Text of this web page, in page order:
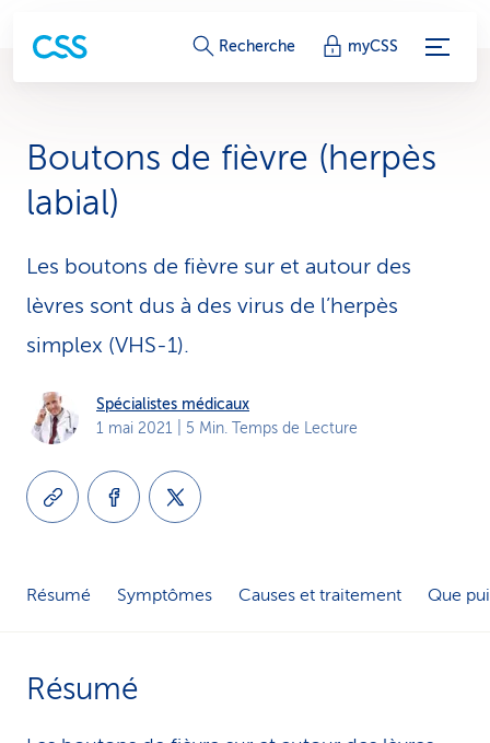
L
d
e
e
r
v
i
e
Recherche myCSS
Boutons de fièvre (herpès
labial)
Les boutons de fièvre sur et autour des
lèvres sont dus à des virus de l’herpès
simplex (VHS-1).
Spécialistes médicaux
1 mai 2021 | 5 Min. Temps de Lecture
Résumé Symptômes Causes et traitement Que
Résumé